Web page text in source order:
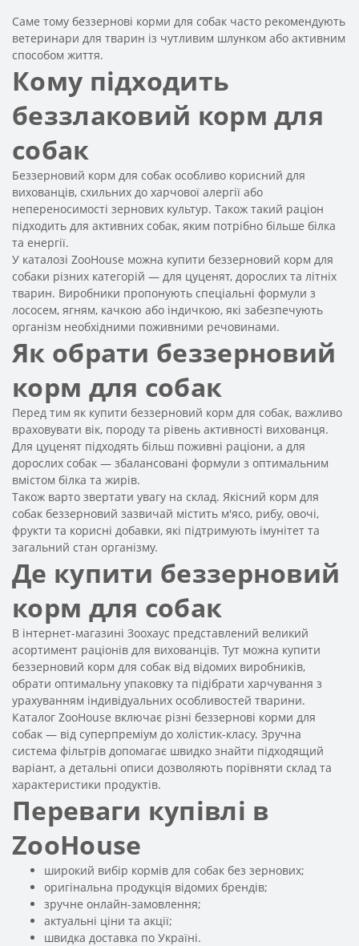
Саме тому беззернові корми для собак часто рекомендують
ветеринари для тварин із чутливим шлунком або активним
способом життя.
Кому підходить
беззлаковий корм для
собак
Беззерновий корм для собак особливо корисний для
вихованців, схильних до харчової алергії або
непереносимості зернових культур. Також такий раціон
підходить для активних собак, яким потрібно більше білка
та енергії.
У каталозі ZooHouse можна купити беззерновий корм для
собаки різних категорій — для цуценят, дорослих та літніх
тварин. Виробники пропонують спеціальні формули з
лососем, ягням, качкою або індичкою, які забезпечують
організм необхідними поживними речовинами.
Як обрати беззерновий
корм для собак
Перед тим як купити беззерновий корм для собак, важливо
враховувати вік, породу та рівень активності вихованця.
Для цуценят підходять більш поживні раціони, а для
дорослих собак — збалансовані формули з оптимальним
вмістом білка та жирів.
Також варто звертати увагу на склад. Якісний корм для
собак беззерновий зазвичай містить м'ясо, рибу, овочі,
фрукти та корисні добавки, які підтримують імунітет та
загальний стан організму.
Де купити беззерновий
корм для собак
В інтернет-магазині Зоохаус представлений великий
асортимент раціонів для вихованців. Тут можна купити
беззерновий корм для собак від відомих виробників,
обрати оптимальну упаковку та підібрати харчування з
урахуванням індивідуальних особливостей тварини.
Каталог ZooHouse включає різні беззернові корми для
собак — від суперпреміум до холістик-класу. Зручна
система фільтрів допомагає швидко знайти підходящий
варіант, а детальні описи дозволяють порівняти склад та
характеристики продуктів.
Переваги купівлі в
ZooHouse
широкий вибір кормів для собак без зернових;
оригінальна продукція відомих брендів;
зручне онлайн-замовлення;
актуальні ціни та акції;
швидка доставка по Україні.